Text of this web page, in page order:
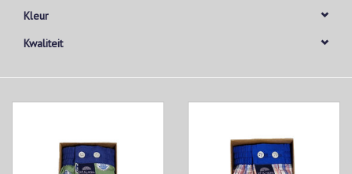
Kleur
Kwaliteit